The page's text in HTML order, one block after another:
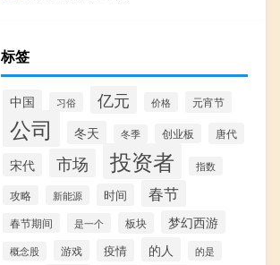
标签
中国 习俗 亿元 价格 元宵节
公司 冬天 冬季 创业板 唐代
宋代 市场 投资者 指数
攻略 新能源 时间 春节
春节期间 是一个 板块 梦幻西游
概念股 游戏 疫情 的人 的是